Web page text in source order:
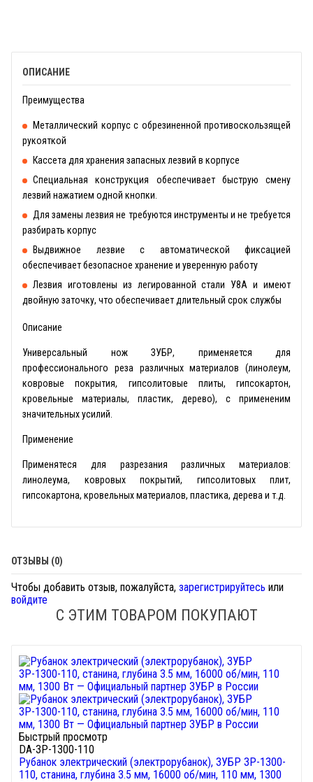
ОПИСАНИЕ
Преимущества
Металлический корпус с обрезиненной противоскользящей
рукояткой
Кассета для хранения запасных лезвий в корпусе
Специальная конструкция обеспечивает быструю смену
лезвий нажатием одной кнопки.
Для замены лезвия не требуются инструменты и не требуется
разбирать корпус
Выдвижное лезвие с автоматической фиксацией
обеспечивает безопасное хранение и уверенную работу
Лезвия иготовлены из легированной стали У8А и имеют
двойную заточку, что обеспечивает длительный срок службы
Описание
Универсальный нож ЗУБР, применяется для
профессионального реза различных материалов (линолеум,
ковровые покрытия, гипсолитовые плиты, гипсокартон,
кровельные материалы, пластик, дерево), с примененим
значительных усилий.
Применение
Применятеся для разрезания различных материалов:
линолеума, ковровых покрытий, гипсолитовых плит,
гипсокартона, кровельных материалов, пластика, дерева и т.д.
ОТЗЫВЫ (0)
Чтобы добавить отзыв, пожалуйста, зарегистрируйтесь или
войдите
С ЭТИМ ТОВАРОМ ПОКУПАЮТ
Быстрый просмотр
DA-ЗР-1300-110
Рубанок электрический (электрорубанок), ЗУБР ЗР-1300-
110, станина, глубина 3.5 мм, 16000 об/мин, 110 мм, 1300